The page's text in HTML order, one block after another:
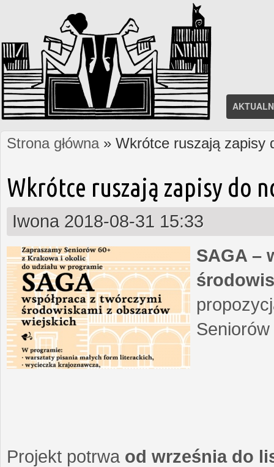
Jesteś tutaj
Strona główna» Wkrótce ruszają zapisy
Wkrótce ruszają zapisy do
Iwona 2018-08-31 15:33
SAGA –
Projekt potrwa od września do